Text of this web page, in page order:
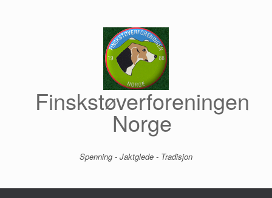
Finskstøverforeningen
Norge
Spenning - Jaktglede - Tradisjon